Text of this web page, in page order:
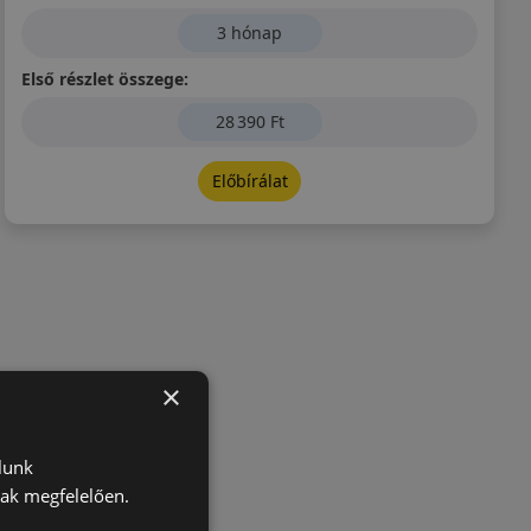
3 hónap
Első részlet összege:
28 390 Ft
Előbírálat
×
megfelelően.